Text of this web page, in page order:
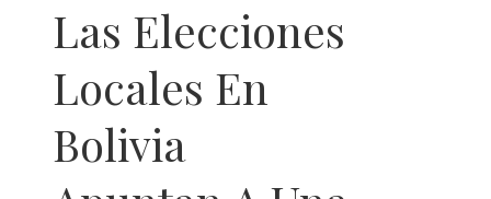
Las Elecciones
Locales En
Bolivia